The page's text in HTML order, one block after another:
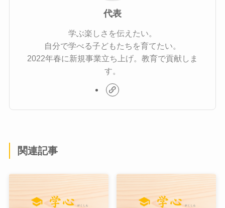
代表
学ぶ楽しさを伝えたい。
自分で学べる子どもたちを育てたい。
2022年春に新規事業立ち上げ。教育で貢献しま
す。
関連記事